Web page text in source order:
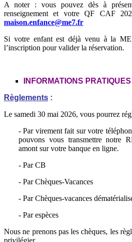
A noter : vous pouvez dès à
renseignement et votre QF CAF
maison.enfance@me7.fr
Si votre enfant est déjà venu à la
l’inscription pour valider la réservation.
INFORMATIONS PRATIQUES
Règlements :
Le samedi 30 mai 2026, vous pourrez
- Par virement fait sur votre
pouvons vous transmettre notre
amont sur votre banque en ligne.
- Par CB
- Par Chèques-Vacances
- Par Chèques-vacances
- Par espèces
Nous ne prenons pas les chèques, les